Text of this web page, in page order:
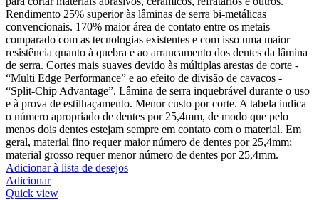
Rendimento 25% superior às lâminas de serra bi-metálicas
convencionais. 170% maior área de contato entre os metais
comparado com as tecnologias existentes e com isso uma maior
resistência quanto à quebra e ao arrancamento dos dentes da lâmina
de serra. Cortes mais suaves devido às múltiplas arestas de corte -
“Multi Edge Performance” e ao efeito de divisão de cavacos -
“Split-Chip Advantage”. Lâmina de serra inquebrável durante o uso
e à prova de estilhaçamento. Menor custo por corte. A tabela indica
o número apropriado de dentes por 25,4mm, de modo que pelo
menos dois dentes estejam sempre em contato com o material. Em
geral, material fino requer maior número de dentes por 25,4mm;
material grosso requer menor número de dentes por 25,4mm.
Adicionar à lista de desejos
Adicionar
Quick view